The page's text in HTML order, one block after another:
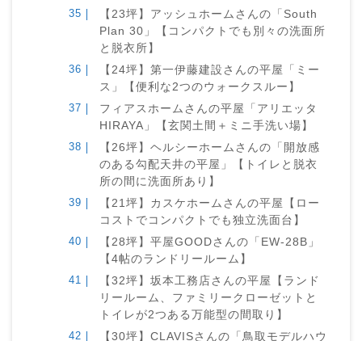
【23坪】アッシュホームさんの「South
Plan 30」【コンパクトでも別々の洗面所
と脱衣所】
【24坪】第一伊藤建設さんの平屋「ミー
ス」【便利な2つのウォークスルー】
フィアスホームさんの平屋「アリエッタ
HIRAYA」【玄関土間＋ミニ手洗い場】
【26坪】ヘルシーホームさんの「開放感
のある勾配天井の平屋」【トイレと脱衣
所の間に洗面所あり】
【21坪】カスケホームさんの平屋【ロー
コストでコンパクトでも独立洗面台】
【28坪】平屋GOODさんの「EW-28B」
【4帖のランドリールーム】
【32坪】坂本工務店さんの平屋【ランド
リールーム、ファミリークローゼットと
トイレが2つある万能型の間取り】
【30坪】CLAVISさんの「鳥取モデルハウ